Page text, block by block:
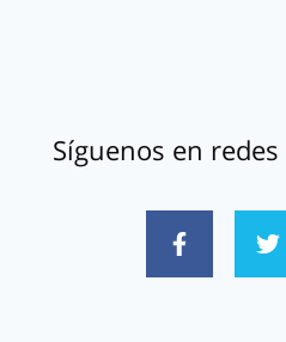
Síguenos en redes